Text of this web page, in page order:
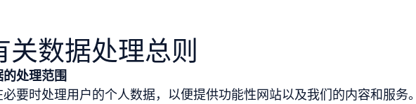
关数据处理总则
处理范围
必要时处理用户的个人数据，以便提供功能性网站以及我们的内容和服务